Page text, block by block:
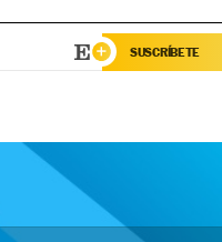
SUSCRÍBETE